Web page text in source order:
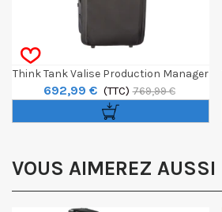
Think Tank Valise Production Manager
50 V2
692,99 € (TTC) 769,99 €
VOUS AIMEREZ AUSSI